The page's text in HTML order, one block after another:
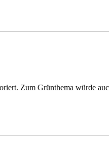
Zum Grünthema würde